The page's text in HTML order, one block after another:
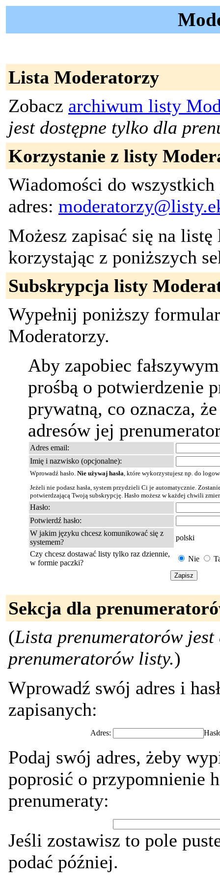
Lista Moderatorzy
Zobacz archiwum listy
jest dostępne tylko dla
Korzystanie z listy
Wiadomości do
adres:
Możesz zapisać się na
korzystając z poniższych
Subskrypcja listy
Wypełnij poniższy
Moderatorzy.
Aby zapobiec
prośbą o potwierdzenie
prywatną, co oznacza,
adresów jej
Adres email:
Imię i nazwisko (opcjonalne):
Wprowadź hasło. Nie używaj hasła, które wykorzystujesz np. do
Jeżeli nie podasz hasła, system przydzieli Ci je automatycznie.
potwierdzającą Twoją subskrypcję. Hasło możesz w każdej chwili
Hasło:
Potwierdź hasło:
W jakim języku chcesz komunikować się z
systemem?
polski
Czy chcesz dostawać listy tylko raz dziennie,
w formie paczki?
Nie
Sekcja dla
(Lista prenumeratorów
prenumeratorów listy.)
Wprowadź swój adres i
zapisanych:
Adres:
Podaj swój adres, żeby
poprosić o przypomnienie
prenumeraty:
Jeśli zostawisz to pole
podać później.